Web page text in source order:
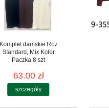
Komplet damskie Roz
Standard, Mix Kolor
Paczka 8 szt
63.00 zł
szczegóły